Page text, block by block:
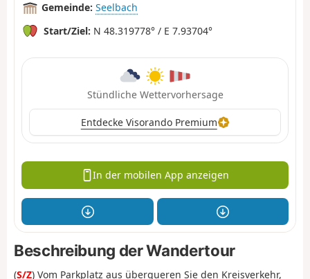
Gemeinde: Seelbach
Start/Ziel: N 48.319778° / E 7.93704°
Stündliche Wettervorhersage
Entdecke Visorando Premium
In der mobilen App anzeigen
Beschreibung der Wandertour
(S/Z) Vom Parkplatz aus überqueren Sie den Kreisverkehr,